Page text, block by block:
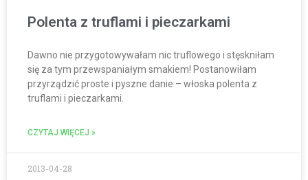
Polenta z truflami i pieczarkami
Dawno nie przygotowywałam nic truflowego i stęskniłam
się za tym przewspaniałym smakiem! Postanowiłam
przyrządzić proste i pyszne danie – włoska polenta z
truflami i pieczarkami.
CZYTAJ WIĘCEJ »
2013-04-28